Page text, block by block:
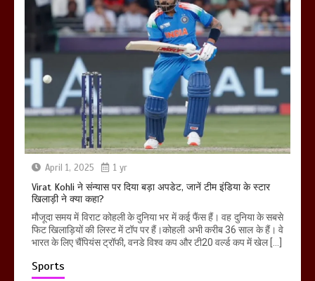
April 1, 2025 1 yr
Virat Kohli ने संन्यास पर दिया बड़ा अपडेट, जानें टीम इंडिया के स्टार
खिलाड़ी ने क्या कहा?
मौजूदा समय में विराट कोहली के दुनिया भर में कई फैंस हैं। वह दुनिया के सबसे
फिट खिलाड़ियों की लिस्ट में टॉप पर हैं।कोहली अभी करीब 36 साल के हैं। वे
भारत के लिए चैंपियंस ट्रॉफी, वनडे विश्व कप और टी20 वर्ल्ड कप में खेल […]
Sports